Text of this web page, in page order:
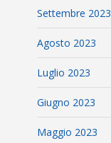
Settembre 2023
Agosto 2023
Luglio 2023
Giugno 2023
Maggio 2023